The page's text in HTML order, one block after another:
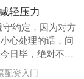
轻压力
约定，因为对方
心处理的话，问
日毕，绝对不要
用购物减轻压
配资入门